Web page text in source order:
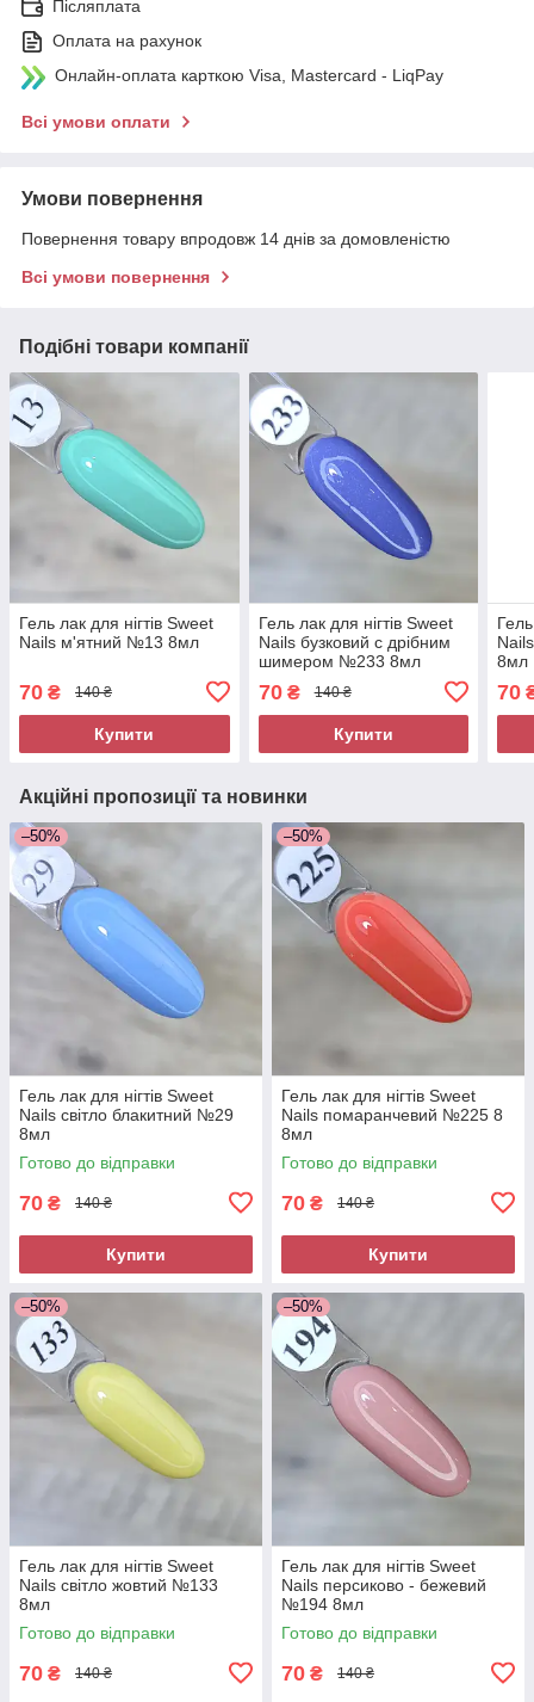
Післяплата
Оплата на рахунок
Онлайн-оплата карткою Visa, Mastercard - LiqPay
Всі умови оплати
Умови повернення
Повернення товару впродовж 14 днів за домовленістю
Всі умови повернення
Подібні товари компанії
Гель лак для нігтів Sweet
Nails м'ятний №13 8мл
70 ₴ 140 ₴
Купити
Гель лак для нігтів Sweet
Nails бузковий c дрібним
шимером №233 8мл
70₴ 140 ₴
Купити
8мл
70
Акційні пропозиції та новинки
–50%
Гель лак для нігтів Sweet
Nails світло блакитний №29
8мл
Готово до відправки
70 ₴ 140 ₴
Купити
–50%
Гель лак для нігтів Sweet
Nails помаранчевий №225 8
8мл
Готово до відправки
70 ₴ 140 ₴
Купити
–50%
Гель лак для нігтів Sweet
Nails світло жовтий №133
8мл
Готово до відправки
70 ₴ 140 ₴
–50%
Гель лак для нігтів Sweet
Nails персиково - бежевий
№194 8мл
Готово до відправки
70 ₴ 140 ₴